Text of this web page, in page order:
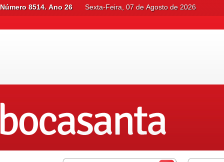
Número 8514. Ano 26 Sexta-Feira, 07 de Agosto de 2026